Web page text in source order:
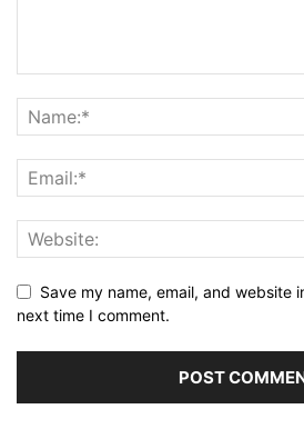
Save my name, email, and website
next time I comment.